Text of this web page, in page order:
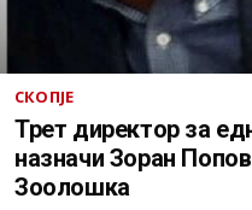
СКОПЈЕ
Трет директор за
назначи Зоран
Зоолошка